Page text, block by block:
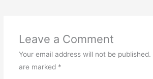
Leave a Comment
Your email address will not be published.
are marked *